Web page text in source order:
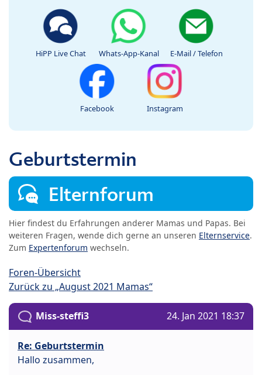
HiPP Live Chat Whats-App-Kanal E-Mail / Telefon
Facebook Instagram
Geburtstermin
Elternforum
Hier findest du Erfahrungen anderer Mamas und Papas. Bei
weiteren Fragen, wende dich gerne an unseren Elternservice.
Zum Expertenforum wechseln.
Foren-Übersicht
Zurück zu „August 2021 Mamas“
Miss-steffi3 24. Jan 2021 18:37
Re: Geburtstermin
Hallo zusammen,